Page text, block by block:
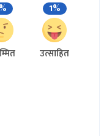
1%
उत्साहित